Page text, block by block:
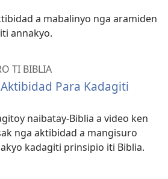
a mabalinyo nga aramiden
annakyo.
TI BIBLIA
Para Kadagiti
naibatay-Biblia a video ken
nga aktibidad a mangisuro
kadagiti prinsipio iti Biblia.